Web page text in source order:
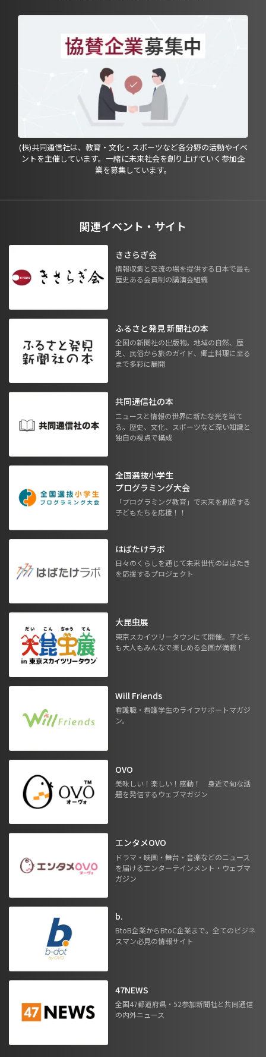
(株)共同通信社は、教育・文化・スポーツなど各分野の活動やイベ
ントを主催しています。一緒に未来社会を創り上げていく参加企
業を募集しています。
関連イベント・サイト
きさらぎ会
情報収集と交流の場を提供する日本で最も
歴史ある会員制の講演会組織
ふるさと発見 新聞社の本
全国の新聞社の出版物。地域の自然、歴
史、民俗から旅のガイド、郷土料理に至る
まで多彩に展開
共同通信社の本
ニュースと情報の世界に新たな光を当て
る。歴史、文化、スポーツなど深い知識と
独自の視点で構成
全国選抜小学生
プログラミング大会
「プログラミング教育」で未来を創造する
子どもたちを応援！！
はばたけラボ
日々のくらしを通じて未来世代のはばたき
を応援するプロジェクト
大昆虫展
東京スカイツリータウンにて開催。子ども
も大人もみんなで楽しめる企画が満載！
Will Friends
看護職・看護学生のライフサポートマガジ
ン。
OVO
美味しい！楽しい！感動！ 身近で旬な話
題を発信するウェブマガジン
エンタメOVO
ドラマ・映画・舞台・音楽などのニュース
を届けるエンターテインメント・ウェブマ
ガジン
b.
BtoB企業からBtoC企業まで。全てのビジネ
スマン必見の情報サイト
47NEWS
全国47都道府県・52参加新聞社と共同通信
の内外ニュース